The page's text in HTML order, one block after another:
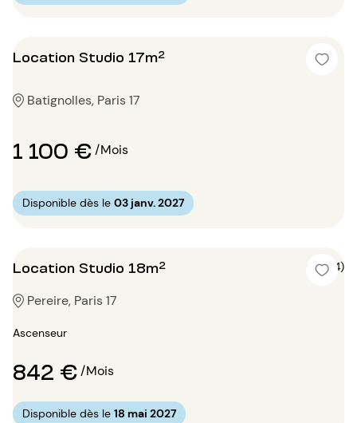
Location Studio 17m²
Batignolles, Paris 17
1 100 €/Mois
Disponible dès le 03 janv. 2027
Location Studio 18m² 5 (4)
Pereire, Paris 17
Ascenseur
842 €/Mois
Disponible dès le 18 mai 2027